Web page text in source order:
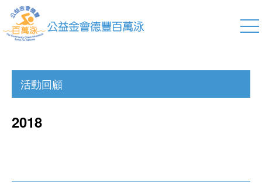
活動回顧
2018